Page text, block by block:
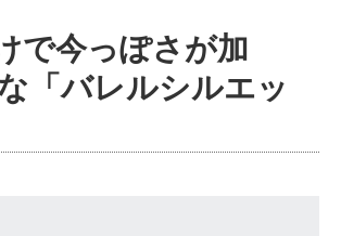
で今っぽさが加
「バレルシルエッ